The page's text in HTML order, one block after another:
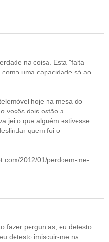
na coisa. Esta "falta
uma capacidade só ao
hoje na mesa do
vocês dois estão à
jeito que alguém estivesse
quem foi o
2012/01/perdoem-me-
fazer perguntas, eu detesto
detesto imiscuir-me na